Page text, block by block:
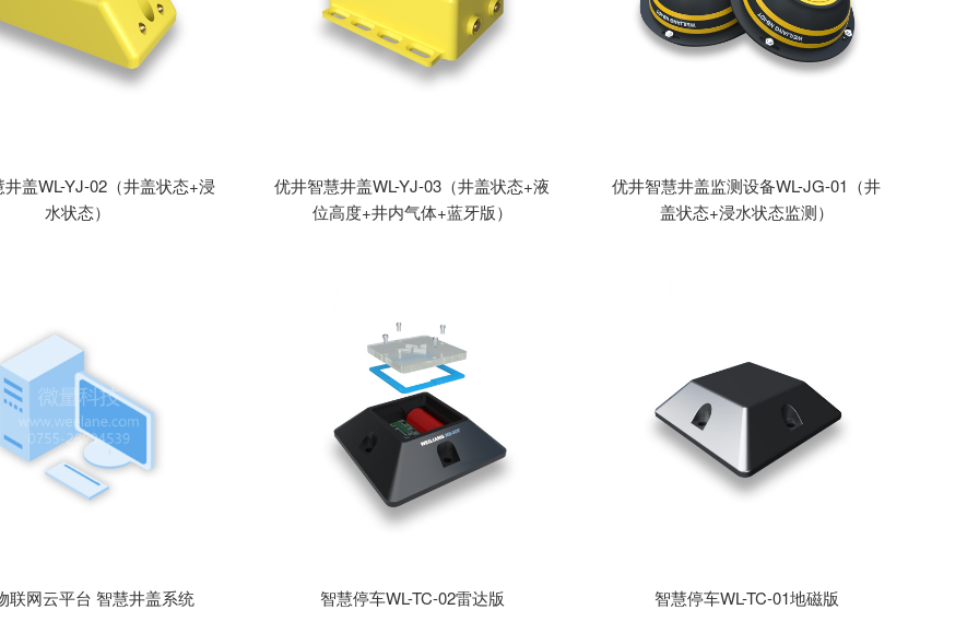
盖WL-YJ-02（井盖状态+浸
水状态）
优井智慧井盖WL-YJ-03（井盖状态+液
位高度+井内气体+蓝牙版）
优井智慧井盖监测设备WL-JG-01（井
盖状态+浸水状态监测）
联网云平台 智慧井盖系统 智慧停车WL-TC-02雷达版 智慧停车WL-TC-01地磁版